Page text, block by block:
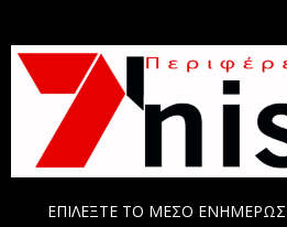
ΕΠΙΛΕΞΤΕ ΤΟ ΜΕΣΟ